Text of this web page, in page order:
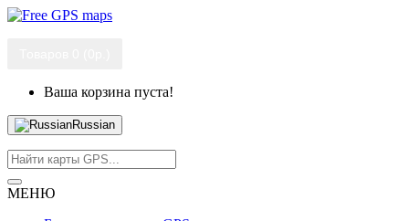
Ваша корзина пуста!
Russian
МЕНЮ